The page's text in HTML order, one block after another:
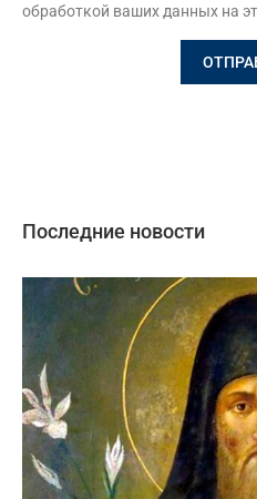
обработкой ваших данных на
Последние новости